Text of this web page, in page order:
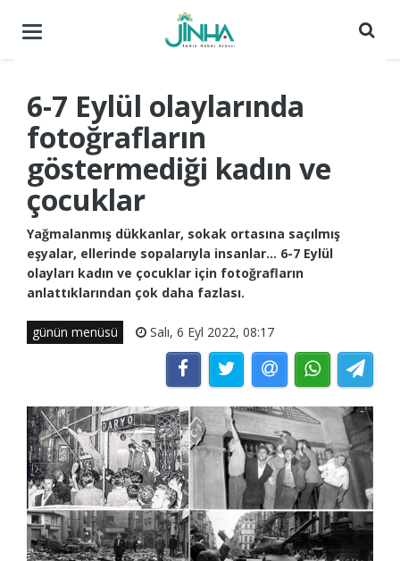
Menüyü
6-7 Eylül olaylarında
fotoğrafların
göstermediği kadın ve
çocuklar
Yağmalanmış dükkanlar, sokak ortasına saçılmış
eşyalar, ellerinde sopalarıyla insanlar… 6-7 Eylül
olayları kadın ve çocuklar için fotoğrafların
anlattıklarından çok daha fazlası.
günün menüsü Salı, 6 Eyl 2022, 08:17